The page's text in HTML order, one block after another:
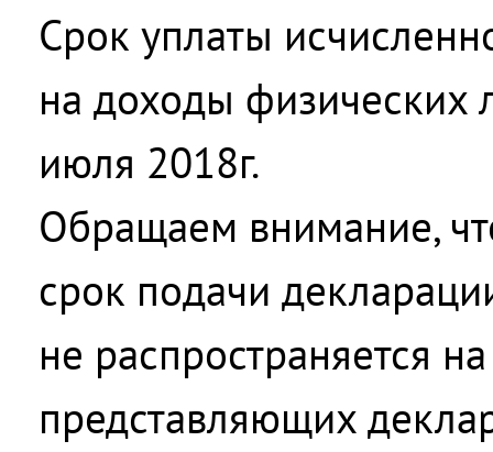
Срок уплаты
на доходы физических
июля 2018г.
Обращаем внимание,
срок подачи
не распространяется
представляющих